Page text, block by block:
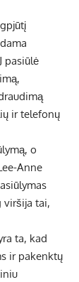
pasiūlė
ir telefonų
o
Anne
viršija tai,
ta, kad
ir pakenktų